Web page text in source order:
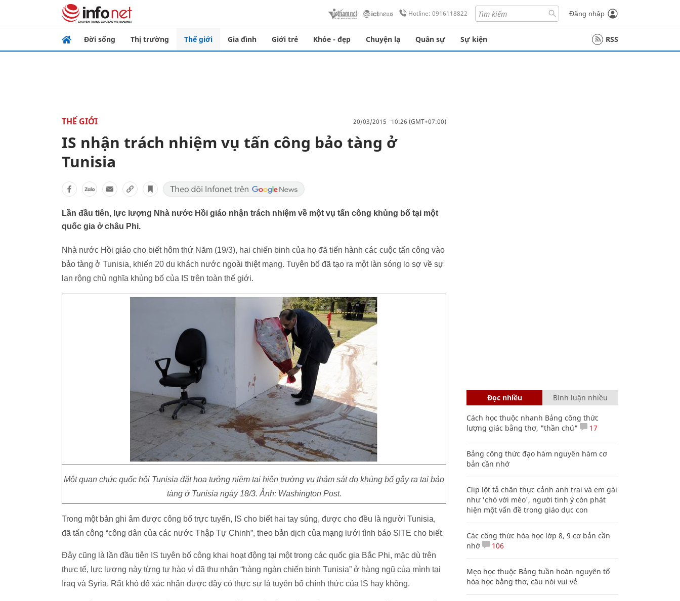
Hotline: 0916118822 Đăng nhập
Đời sống Thị trường Thế giới Gia đình Giới trẻ Khỏe - đẹp Chuyện lạ Quân sự Sự kiện RSS
THẾ GIỚI 20/03/2015 10:26 (GMT+07:00)
IS nhận trách nhiệm vụ tấn công bảo tàng ở
Tunisia
Lần đầu tiên, lực lượng Nhà nước Hồi giáo nhận trách nhiệm về một vụ tấn công khủng bố tại một
quốc gia ở châu Phi.
Nhà nước Hồi giáo cho biết hôm thứ Năm (19/3), hai chiến binh của họ đã tiến hành các cuộc tấn công vào
bảo tàng ở Tunisia, khiến 20 du khách nước ngoài thiệt mạng. Tuyên bố đã tạo ra một làn sóng lo sợ về sự
lan rộng chủ nghĩa khủng bố của IS trên toàn thế giới.
Một quan chức quốc hội Tunisia đặt hoa tưởng niệm tại hiện trường vụ thảm sát do khủng bố gây ra tại bảo
tàng ở Tunisia ngày 18/3. Ảnh: Washington Post.
Trong một bản ghi âm được công bố trực tuyến, IS cho biết hai tay súng, được cho đều là người Tunisia,
đã tấn công “công dân của các nước Thập Tự Chinh”, theo bản dịch của mạng lưới tình báo SITE cho biết.
Đây cũng là lần đầu tiên IS tuyên bố công khai hoạt động tại một trong các quốc gia Bắc Phi, mặc dù trên
thực tế, lực lượng này từng tự hào vì đã thu nhận “hàng ngàn chiến binh Tunisia” ở hàng ngũ của mình tại
Iraq và Syria. Rất khó để xác nhận được đây có thực sự là tuyên bố chính thức của IS hay không.
Đọc nhiều Bình luận nhiều
Cách học thuộc nhanh Bảng công thức
lượng giác bằng thơ, "thần chú"
17
Bảng công thức đạo hàm nguyên hàm cơ
bản cần nhớ
Clip lột tả chân thực cảnh anh trai và em gái
như 'chó với mèo', người tinh ý còn phát
hiện một vấn đề trong giáo dục con
Các công thức hóa học lớp 8, 9 cơ bản cần
nhớ
106
Mẹo học thuộc Bảng tuần hoàn nguyên tố
hóa học bằng thơ, câu nói vui vẻ